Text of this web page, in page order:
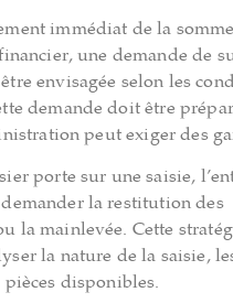
immédiat de la
une demande de
envisagée selon les
demande doit être
peut exiger des
porte sur une saisie,
la restitution des
la mainlevée. Cette
la nature de la saisie,
disponibles.